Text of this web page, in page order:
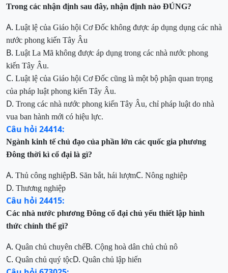
Trong các nhận định sau đây, nhận định nào ĐÚNG?
A. Luật lệ của Giáo hội Cơ Đốc không được áp dụng dụng các nhà
nước phong kiến Tây Âu
B. Luật La Mã không được áp dụng trong các nhà nước phong
kiến Tây Âu.
C. Luật lệ của Giáo hội Cơ Đốc cũng là một bộ phận quan trọng
của pháp luật phong kiến Tây Âu.
D. Trong các nhà nước phong kiến Tây Âu, chỉ pháp luật do nhà
vua ban hành mới có hiệu lực.
Câu hỏi 24414:
Ngành kinh tế chủ đạo của phần lớn các quốc gia phương
Đông thời kì cổ đại là gì?
A. Thủ công nghiệpB. Săn bắt, hái lượmC. Nông nghiệp
D. Thương nghiệp
Câu hỏi 24415:
Các nhà nước phương Đông cổ đại chủ yếu thiết lập hình
thức chính thể gì?
A. Quân chủ chuyên chếB. Cộng hoà dân chủ chủ nô
C. Quân chủ quý tộcD. Quân chủ lập hiến